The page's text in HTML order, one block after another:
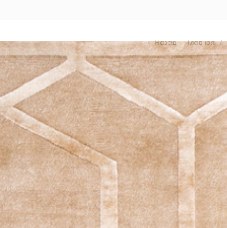
Назад | Главная /